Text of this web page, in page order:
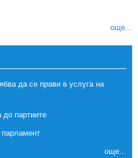
още...
да се прави в услуга на
до партиите
парламент
още...